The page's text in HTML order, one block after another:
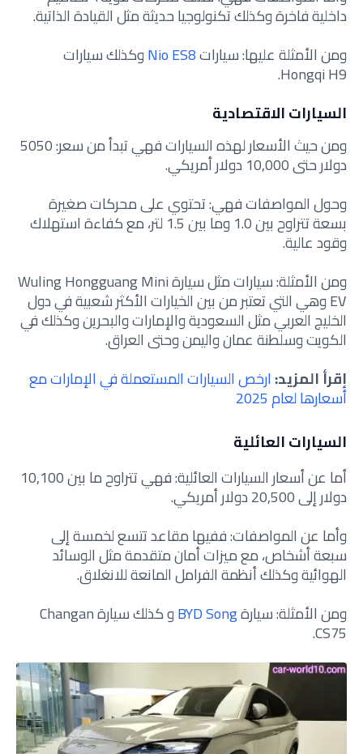
داخلية فاخرة وكذلك تكنولوجيا حديثة مثل القيادة الذاتية.
ومن الأمثلة عليها: سياراتNio ES8وكذلك سيارات
Hongqi H9.
السيارات الاقتصادية
ومن حيث الأسعار لهذه السيارات فهي تبدأ من سعر: 5050
دولار حتى 10,000 دولار أمريكي.
وحول المواصفات فهي: تحتوي على محركات صغيرة
بسعة تتراوح بين 1.0 وما بين 1.5 لتر، مع كفاءة استهلاك
وقود عالية.
ومن الأمثلة: سيارات مثل سيارة Wuling Hongguang Mini
EV وهي التي تعتبر من بين الخيارات الأكثر شعبية في دول
الخليج العربي مثل السعودية والإمارات والبحرين وكذلك في
الكويت وسلطنة عمان واليمن وحتى العراق.
إقرأ المزيد:ارخص السيارات المستعملة في الإمارات مع
أسعارها لعام 2025
السيارات العائلية
أما عن أسعار السيارات العائلية: فهي تتراوح ما بين 10,100
دولار إلى 20,500 دولار أمريكي.
وأما عن المواصفات: ففيها مقاعد تتسع لخمسة إلى
سبعة أشخاص، مع ميزات أمان متقدمة مثل الوسائد
الهوائية وكذلك أنظمة الفرامل المانعة للانغلاق.
ومن الأمثلة: سيارةBYD Song و كذلك سيارة Changan
CS75.